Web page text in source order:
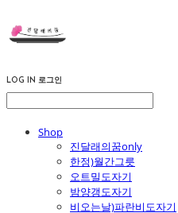
LOG IN 로그인
Shop
진달래의꿈only
한정)월간그릇
오트밀도자기
밤양갱도자기
비오는날)파란비도자기